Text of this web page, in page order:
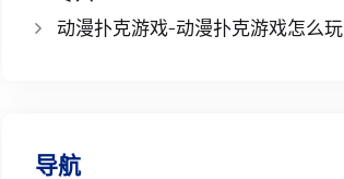
动漫扑克游戏-动漫扑克游戏怎么玩
导航